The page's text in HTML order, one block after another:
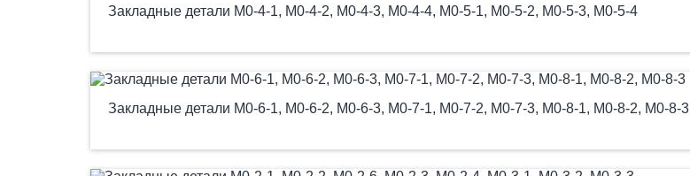
Закладные детали М0-4-1, М0-4-2, М0-4-3, М0-4-4, М0-5-1, М0-5-2, М0-5-3, М0-5-4
Закладные детали М0-6-1, М0-6-2, М0-6-3, М0-7-1, М0-7-2, М0-7-3, М0-8-1, М0-8-2, М0-8-3